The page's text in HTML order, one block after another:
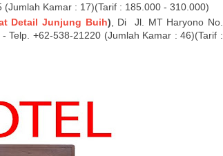
Kamar : 17)(Tarif : 185.000 - 310.000)
Detail Junjung Buih) , Di
Jl. MT Haryono No.
Telp. +62-538-21220 (Jumlah Kamar : 46)(Tarif :